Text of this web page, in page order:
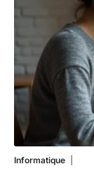
Informatique